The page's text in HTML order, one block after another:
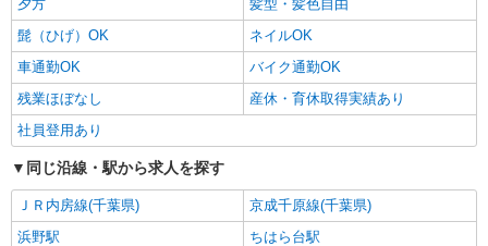
夕方
髪型・髪色自由
髭（ひげ）OK
ネイルOK
車通勤OK
バイク通勤OK
残業ほぼなし
産休・育休取得実績あり
社員登用あり
同じ沿線・駅から求人を探す
ＪＲ内房線(千葉県)
京成千原線(千葉県)
浜野駅
ちはら台駅